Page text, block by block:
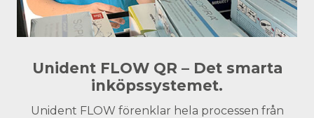
Unident FLOW QR – Det smarta
inköpssystemet.
Unident FLOW förenklar hela processen från